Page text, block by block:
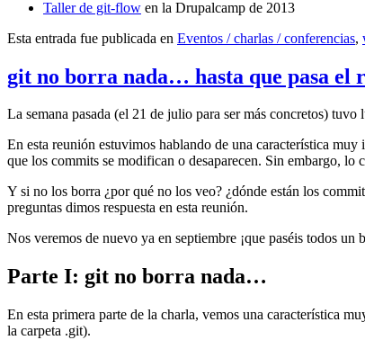
Taller de git-flow en la Drupalcamp de 2013
Esta entrada fue publicada en Eventos / charlas / conferencias,
git no borra nada… hasta que pasa el
La semana pasada (el 21 de julio para ser más concretos) tuvo
En esta reunión estuvimos hablando de una característica
que los commits se modifican o desaparecen. Sin embargo,
Y si no los borra ¿por qué no los veo? ¿dónde están los
preguntas dimos respuesta en esta reunión.
Nos veremos de nuevo ya en septiembre ¡que paséis todos un
Parte I: git no borra nada…
En esta primera parte de la charla, vemos una característica
la carpeta .git).